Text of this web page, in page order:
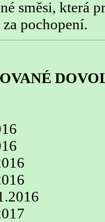
směsi, která
pochopení.